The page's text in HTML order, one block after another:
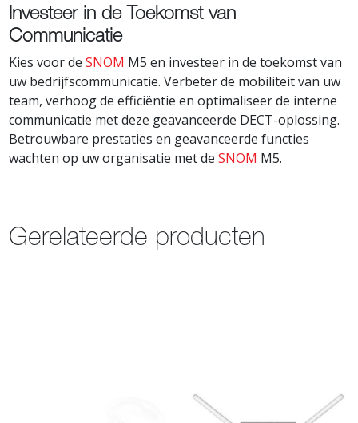
Investeer in de Toekomst van
Communicatie
Kies voor deSNOM M5 en investeer in de toekomst van
uw bedrijfscommunicatie. Verbeter de mobiliteit van uw
team, verhoog de efficiëntie en optimaliseer de interne
communicatie met deze geavanceerde DECT-oplossing.
Betrouwbare prestaties en geavanceerde functies
wachten op uw organisatie met deSNOM M5.
Gerelateerde producten